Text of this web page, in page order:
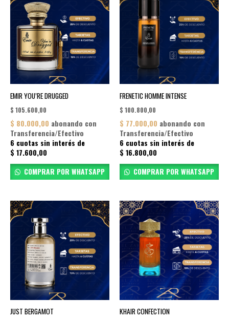
EMIR YOU’RE DRUGGED
$ 105.600,00
$ 80.000,00 abonando con
Transferencia/Efectivo
6 cuotas sin interés de
$ 17.600,00
COMPRAR POR WHATSAPP
FRENETIC HOMME INTENSE
$ 100.800,00
$ 77.000,00 abonando con
Transferencia/Efectivo
6 cuotas sin interés de
$ 16.800,00
COMPRAR POR WHATSAPP
JUST BERGAMOT KHAIR CONFECTION